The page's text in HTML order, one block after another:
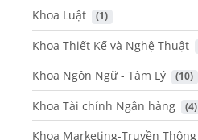
Khoa Luật (1)
Khoa Thiết Kế và Nghệ Thuật
Khoa Ngôn Ngữ - Tâm Lý (10)
Khoa Tài chính Ngân hàng (4)
Khoa Marketing-Truyền Thông